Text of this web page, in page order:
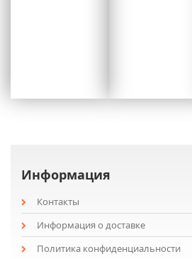
Информация
Контакты
Информация о доставке
Политика конфиденциальности